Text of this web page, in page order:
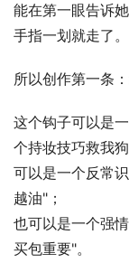
能在第一眼告诉
手指一划就走了。
所以创作第一条：
这个钩子可以是
个持妆技巧救我狗
可以是一个反常
越油"；
也可以是一个强
买包重要"。